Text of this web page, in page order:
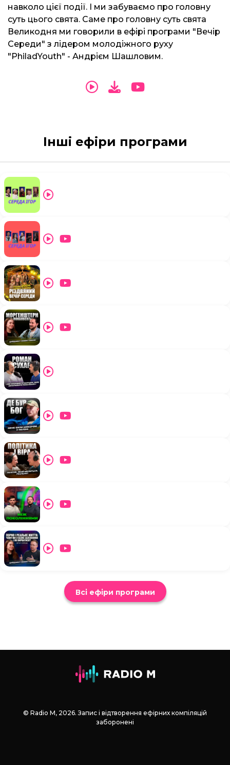
навколо цієї події. І ми забуваємо про головну
суть цього свята. Саме про головну суть свята
Великодня ми говорили в ефірі програми "Вечір
Середи" з лідером молодіжного руху
"PhiladYouth" - Андрієм Шашловим.
Інші ефіри програми
Всі ефіри програми
© Radio М, 2026. Запис і відтворення ефірних компіляцій
заборонені